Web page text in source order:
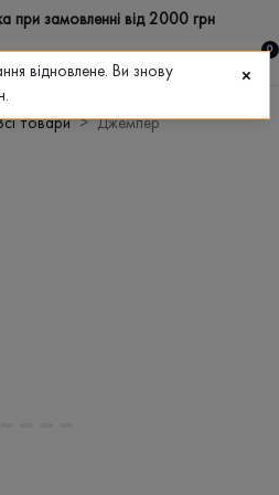
при замовленні від 2000 грн
0
товари Джемпер
відновлене. Ви знову